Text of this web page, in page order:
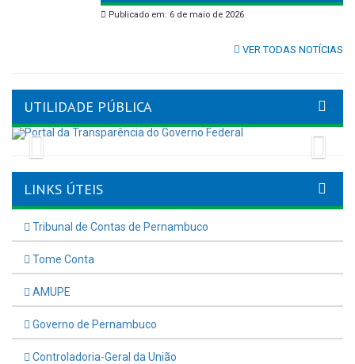
Publicado em: 6 de maio de 2026
VER TODAS NOTÍCIAS
UTILIDADE PÚBLICA
Previous
LINKS ÚTEIS
Tribunal de Contas de Pernambuco
Tome Conta
AMUPE
Governo de Pernambuco
Controladoria-Geral da União